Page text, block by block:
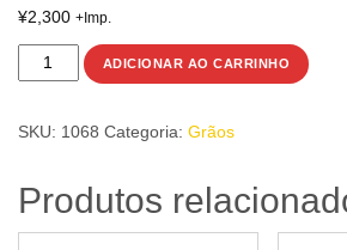
¥2,300 +Imp.
ARROZ
AGULINHA
quantidade
ADICIONAR AO CARRINHO
SKU: 1068 Categoria: Grãos
Produtos